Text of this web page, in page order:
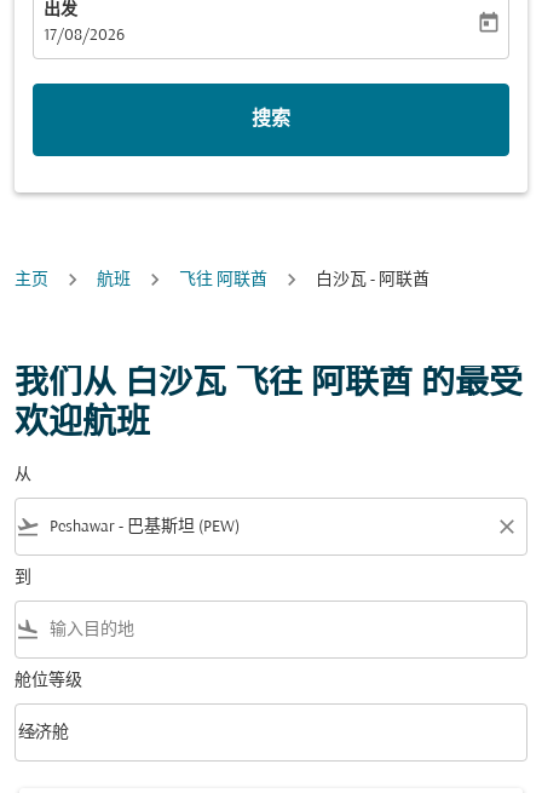
出发
fc-booking-departure-date-aria-label
17/08/2026
today
搜索
主页 航班 飞往 阿联酋 白沙瓦 - 阿联酋
我们从 白沙瓦 飞往 阿联酋 的最受
欢迎航班
从
flight_takeoff close
到
flight_land
舱位等级
舱位等级 option 经济舱 Selected
经济舱
keyboard_arrow_down